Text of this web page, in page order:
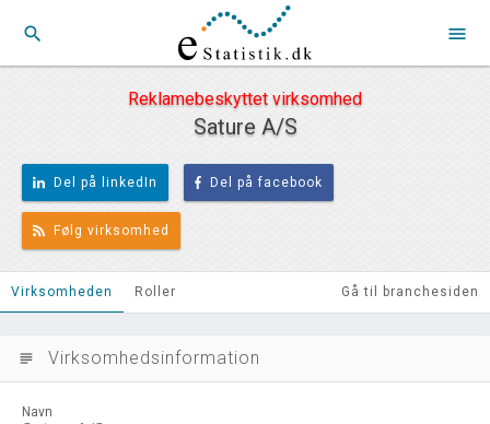
search menu
Reklamebeskyttet virksomhed
Sature A/S
Del på linkedIn Del på facebook
Følg virksomhed
Virksomheden Roller Gå til branchesiden
subject Virksomhedsinformation
Navn